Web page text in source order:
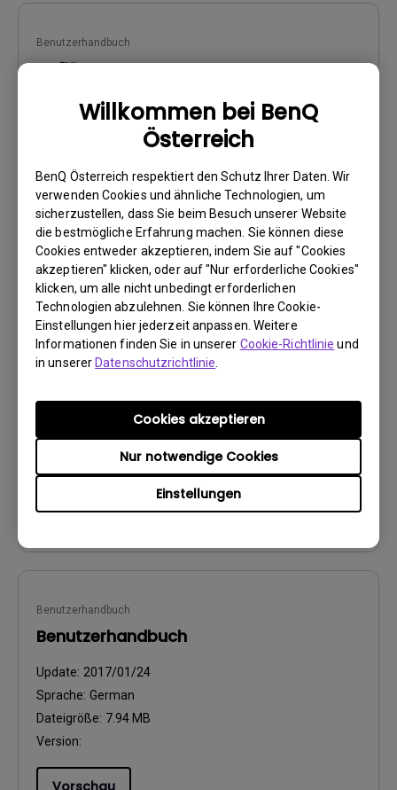
Willkommen bei BenQ
Österreich
BenQ Österreich respektiert den Schutz Ihrer Daten. Wir
verwenden Cookies und ähnliche Technologien, um
sicherzustellen, dass Sie beim Besuch unserer Website
die bestmögliche Erfahrung machen. Sie können diese
Cookies entweder akzeptieren, indem Sie auf "Cookies
akzeptieren" klicken, oder auf "Nur erforderliche Cookies"
klicken, um alle nicht unbedingt erforderlichen
Technologien abzulehnen. Sie können Ihre Cookie-
Einstellungen hier jederzeit anpassen. Weitere
Informationen finden Sie in unserer Cookie-Richtlinie und
in unsererDatenschutzrichtlinie
Einstellungen
Nur notwendige Cookies
Cookies akzeptieren
Benutzerhandbuch
Auflösung
Update:2017/01/24
445.51 KB
Version:
Vorschau
Benutzerhandbuch
Safety Warning and Notice
Dateigröße:
Benutzerhandbuch
Benutzerhandbuch
Update: 2017/01/24
Sprache: German
Dateigröße: 7.94 MB
Version:
Vorschau